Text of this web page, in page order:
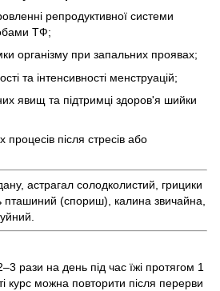
репродуктивної системи
ТФ;
організму при запальних проявах;
та інтенсивності менструацій;
явищ та підтримці здоров'я шийки
процесів після стресів або
астрагал солодколистий, грицики
пташиний (спориш), калина звичайна,
рази на день під час їжі протягом 1
курс можна повторити після перерви